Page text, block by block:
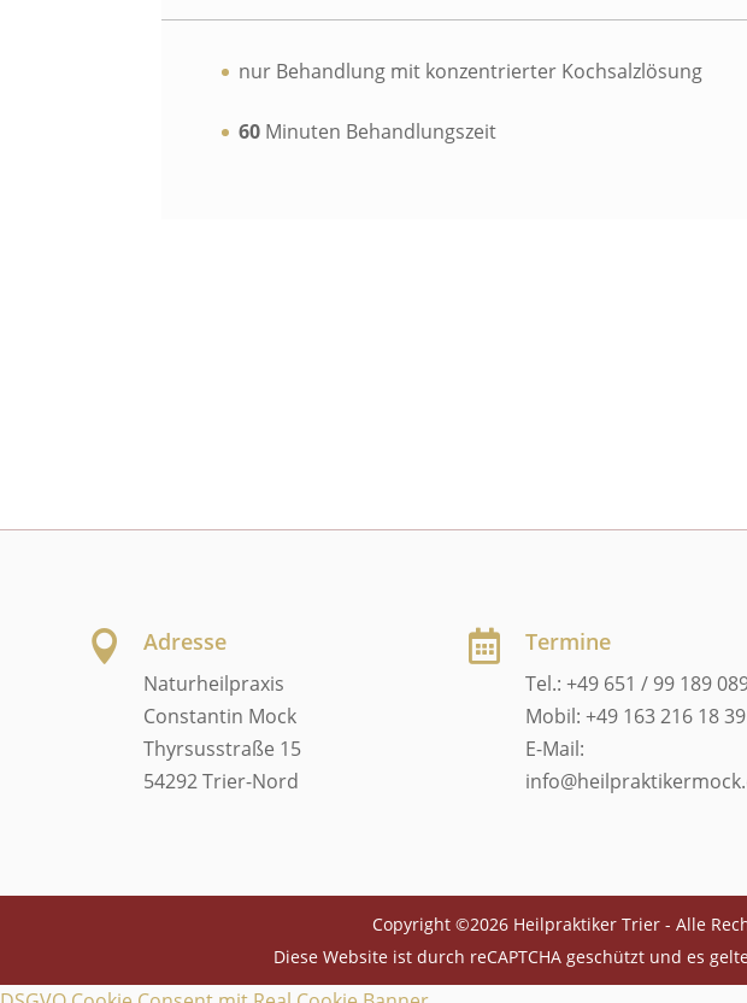
nur Behandlung mit konzentrierter Kochsalzlösung
60 Minuten Behandlungszeit
 Adresse
Naturheilpraxis
Constantin Mock
Thyrsusstraße 15
54292 Trier-Nord
 Termine
Tel.: +49 651 / 99 189
Mobil: +49 163 216 18 39
E-Mail:
Copyright ©2026 Heilpraktiker Trier - Alle
Diese Website ist durch reCAPTCHA geschützt und es